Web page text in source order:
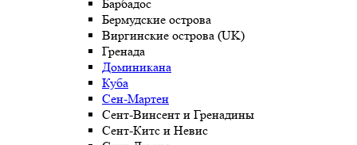
Барбадос
Бермудские острова
Виргинские острова (UK)
Гренада
Доминикана
Куба
Сен-Мартен
Сент-Винсент и Гренадины
Сент-Китс и Невис